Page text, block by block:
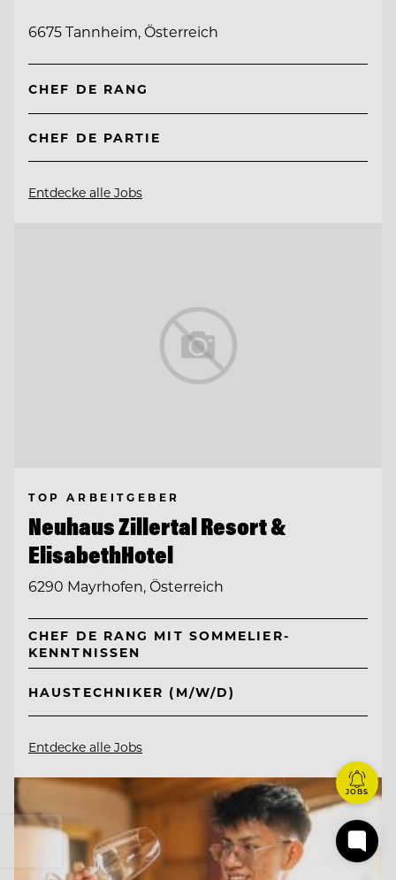
6675 Tannheim, Österreich
CHEF DE RANG
CHEF DE PARTIE
Entdecke alle Jobs
TOP ARBEITGEBER
Neuhaus Zillertal Resort &
ElisabethHotel
6290 Mayrhofen, Österreich
CHEF DE RANG MIT SOMMELIER-
KENNTNISSEN
HAUSTECHNIKER (M/W/D)
Entdecke alle Jobs
JOBS